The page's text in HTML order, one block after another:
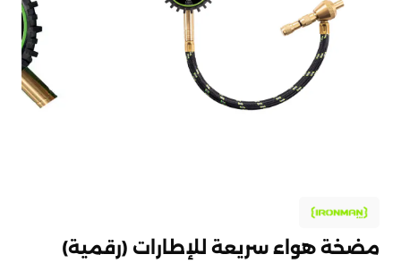
مضخة هواء سريعة للإطارات (رقمية)